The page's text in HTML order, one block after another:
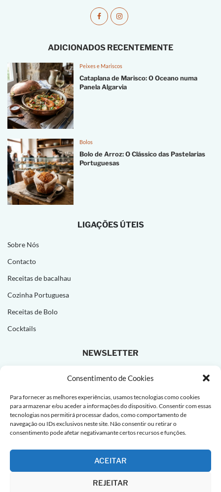
Consentimento de Cookies
Para fornecer as melhores experiências, usamos tecnologias como cookies
para armazenar e/ou aceder a informações do dispositivo. Consentir com essas
tecnologias nos permitirá processar dados, como comportamento de
navegação ou IDs exclusivos neste site. Não consentir ou retirar o
consentimento pode afetar negativamante certos recursos e funções.
ACEITAR
REJEITAR
ADICIONADOS RECENTEMENTE
Peixes e Mariscos
Cataplana de Marisco: O Oceano numa
Panela Algarvia
Bolos
Bolo de Arroz: O Clássico das Pastelarias
Portuguesas
LIGAÇÕES ÚTEIS
Sobre Nós
Contacto
Receitas de bacalhau
Cozinha Portuguesa
Receitas de Bolo
Cocktails
NEWSLETTER
Subscreva e receba novas receitas todas as semanas!